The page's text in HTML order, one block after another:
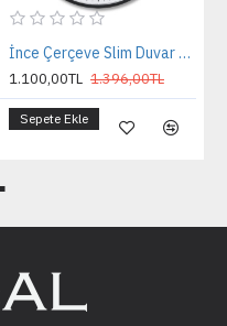
İnce Çerçeve Slim Duvar Saati
1.100,00TL 1.396,00TL
Sepete Ekle